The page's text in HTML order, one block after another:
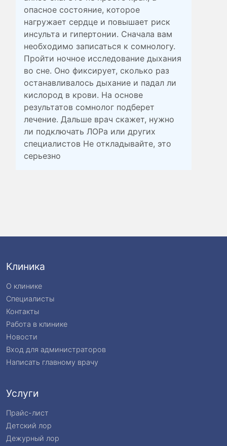
опасное состояние, которое
нагружает сердце и повышает риск
инсульта и гипертонии. Сначала вам
необходимо записаться к сомнологу.
Пройти ночное исследование дыхания
во сне. Оно фиксирует, сколько раз
останавливалось дыхание и падал ли
кислород в крови. На основе
результатов сомнолог подберет
лечение. Дальше врач скажет, нужно
ли подключать ЛОРа или других
специалистов Не откладывайте, это
серьезно
Клиника
О клинике
Специалисты
Контакты
Работа в клинике
Новости
Вход для администраторов
Написать главному врачу
Услуги
Прайс-лист
Детский лор
Дежурный лор